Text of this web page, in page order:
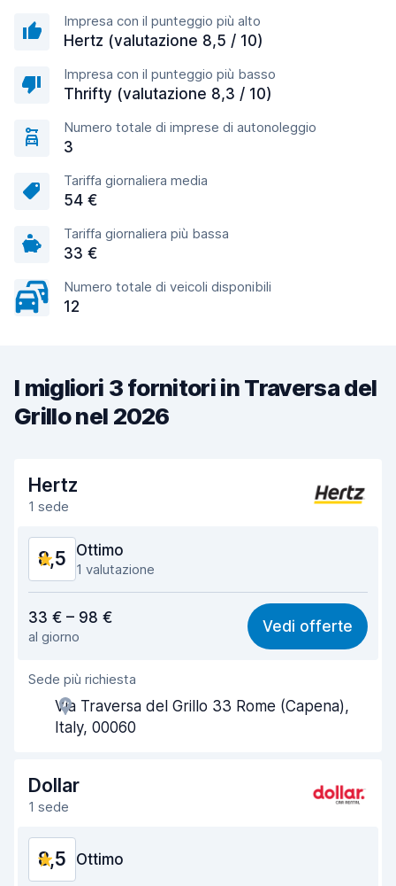
Impresa con il punteggio più alto
Hertz (valutazione 8,5 / 10)
Impresa con il punteggio più basso
Thrifty (valutazione 8,3 / 10)
Numero totale di imprese di autonoleggio
3
Tariffa giornaliera media
54 €
Tariffa giornaliera più bassa
33 €
Numero totale di veicoli disponibili
12
I migliori 3 fornitori in Traversa del
Grillo nel 2026
Hertz
1 sede
8,5 Ottimo
1 valutazione
8,3
Facile da trovare 8,2
Gentilezza degli agenti
Rapidità del ritiro
Pulizia del veicolo 8,9
Condizioni dell'auto
33 € – 98 €
al giorno
Vedi offerte
Sede più richiesta
Via Traversa del Grillo 33 Rome (Capena),
Italy, 00060
Dollar
1 sede
8,5 Ottimo